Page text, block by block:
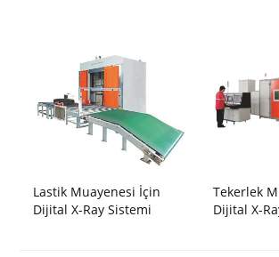
Lastik Muayenesi İçin
Dijital X-Ray Sistemi
Tekerlek
Dijital X-